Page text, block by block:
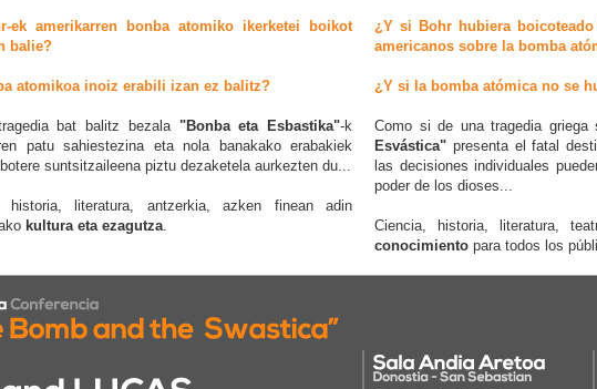
ek amerikarren bonba atomiko ikerketei boikot
balie?
atomikoa inoiz erabili izan ez balitz?
bat balitz bezala "Bonba eta Esbastika"-k
patu sahiestezina eta nola banakako erabakiek
suntsitzaileena piztu dezaketela aurkezten du...
historia, literatura, antzerkia, azken finean adin
kultura eta ezagutza.
¿Y si Bohr hubiera
americanos sobre la bomba
¿Y si la bomba atómica no se
Como si de una tragedia
Esvástica" presenta el fatal
las decisiones individuales
poder de los dioses...
Ciencia, historia, literatura,
conocimiento para todos los